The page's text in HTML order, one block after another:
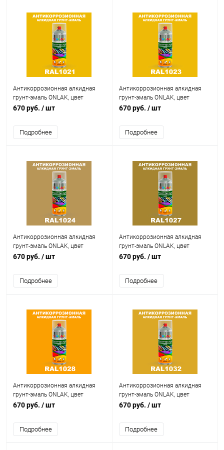
Антикоррозионная алкидная
грунт-эмаль ONLAK, цвет
RAL1021, спрей 520мл
670 руб. / шт
Подробнее
Антикоррозионная алкидная
грунт-эмаль ONLAK, цвет
RAL1023, спрей 520мл
670 руб. / шт
Подробнее
Антикоррозионная алкидная
грунт-эмаль ONLAK, цвет
RAL1024, спрей 520мл
670 руб. / шт
Подробнее
Антикоррозионная алкидная
грунт-эмаль ONLAK, цвет
RAL1027, спрей 520мл
670 руб. / шт
Подробнее
Антикоррозионная алкидная
грунт-эмаль ONLAK, цвет
RAL1028, спрей 520мл
670 руб. / шт
Подробнее
Антикоррозионная алкидная
грунт-эмаль ONLAK, цвет
RAL1032, спрей 520мл
670 руб. / шт
Подробнее